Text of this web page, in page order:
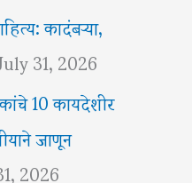
कादंबऱ्या,
31, 2026
10 कायदेशीर
जाणून